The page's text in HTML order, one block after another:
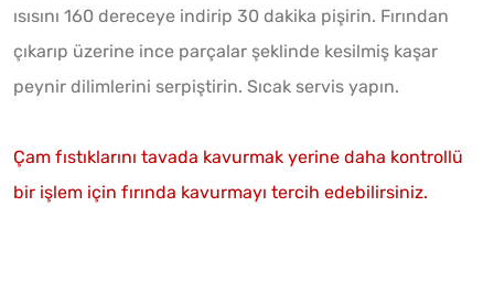
ısısını 160 dereceye indirip 30 dakika pişirin. Fırından
çıkarıp üzerine ince parçalar şeklinde kesilmiş kaşar
peynir dilimlerini serpiştirin. Sıcak servis yapın.
Çam fıstıklarını tavada kavurmak yerine daha kontrollü
bir işlem için fırında kavurmayı tercih edebilirsiniz.